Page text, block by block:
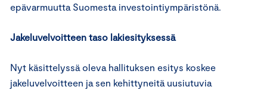
epävarmuutta Suomesta investointiympäristönä.
Jakeluvelvoitteen taso lakiesityksessä
Nyt käsittelyssä oleva hallituksen esitys koskee
jakeluvelvoitteen ja sen kehittyneitä uusiutuvia